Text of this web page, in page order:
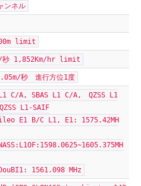
ンネル
limit
秒 1,852Km/hr limit
秒 進行方位1度
C/A, SBAS L1 C/A, QZSS L1
L1-SAIF
E1 B/C L1, E1: 1575.42MH
1561.098 MHz